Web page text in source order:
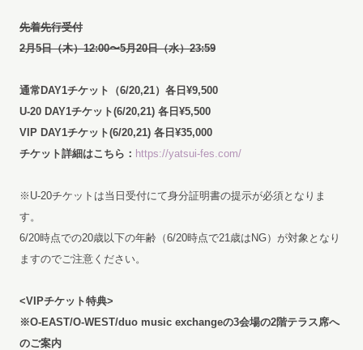
先着先行受付
2月5日（木）12:00〜5月20日（水）23:59
通常DAY1チケット（6/20,21）各日¥9,500
U-20 DAY1チケット(6/20,21) 各日¥5,500
VIP DAY1チケット(6/20,21) 各日¥35,000
チケット詳細はこちら： https://yatsui-fes.com/
※U-20チケットは当日受付にて身分証明書の提示が必須となりま
す。
6/20時点での20歳以下の年齢（6/20時点で21歳はNG）が対象となり
ますのでご注意ください。
<VIPチケット特典>
※O-EAST/O-WEST/duo music exchangeの3会場の2階テラス席へ
のご案内